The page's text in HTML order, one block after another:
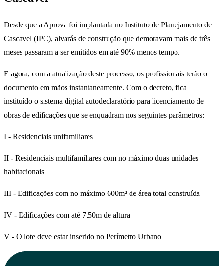
Desde que a Aprova foi implantada no Instituto de Planejamento de
Cascavel (IPC), alvarás de construção que demoravam mais de três
meses passaram a ser emitidos em até 90% menos tempo.
E agora, com a atualização deste processo, os profissionais terão o
documento em mãos instantaneamente. Com o decreto, fica
instituído o sistema digital autodeclaratório para licenciamento de
obras de edificações que se enquadram nos seguintes parâmetros:
I - Residenciais unifamiliares
II - Residenciais multifamiliares com no máximo duas unidades
habitacionais
III - Edificações com no máximo 600m² de área total construída
IV - Edificações com até 7,50m de altura
V - O lote deve estar inserido no Perímetro Urbano